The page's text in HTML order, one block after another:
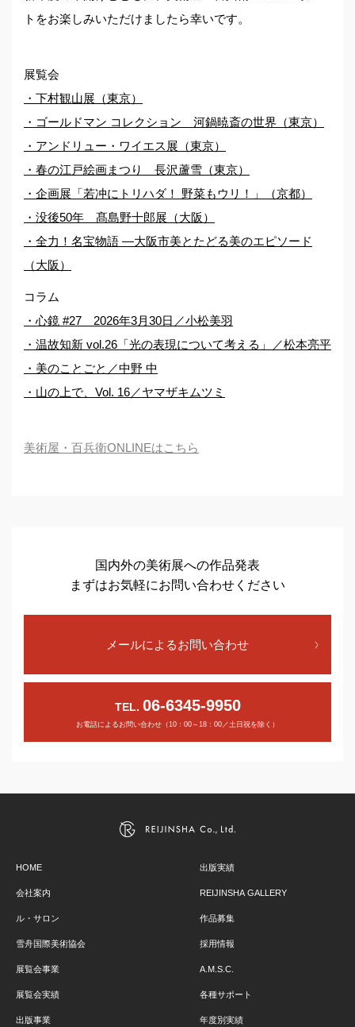
トをお楽しみいただけましたら幸いです。
展覧会
・下村観山展（東京）
・ゴールドマン コレクション 河鍋暁斎の世界（東京）
・アンドリュー・ワイエス展（東京）
・春の江戸絵画まつり 長沢蘆雪（東京）
・企画展「若冲にトリハダ！ 野菜もウリ！」（京都）
・没後50年 髙島野⼗郎展（大阪）
・全力！名宝物語 ―大阪市美とたどる美のエピソード
（大阪）
コラム
・心鏡 #27 2026年3月30日／小松美羽
・温故知新 vol.26「光の表現について考える」／松本亮平
・美のことごと／中野 中
・山の上で、Vol. 16／ヤマザキムツミ
美術屋・百兵衛ONLINEはこちら
国内外の美術展への作品発表
まずはお気軽にお問い合わせください
メールによるお問い合わせ
TEL. 06-6345-9950
お電話によるお問い合わせ（10：00～18：00／土日祝を除く）
HOME
会社案内
ル・サロン
雪舟国際美術協会
展覧会事業
展覧会実績
出版事業
出版実績
REIJINSHA GALLERY
作品募集
採用情報
A.M.S.C.
各種サポート
年度別実績